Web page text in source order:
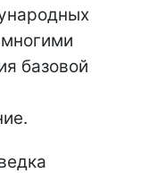
базовой